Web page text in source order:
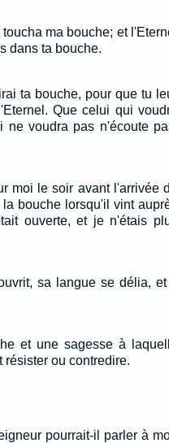
ma bouche; et
dans ta bouche.
ta bouche, pour que tu
Que celui qui
ne voudra pas n'écoute
moi le soir avant l'arrivée
bouche lorsqu'il vint
ouverte, et je n'étais
sa langue se délia, et
et une sagesse à
résister ou contredire.
pourrait-il parler à